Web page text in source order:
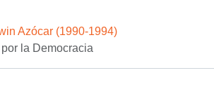
Azócar (1990-1994)
la Democracia